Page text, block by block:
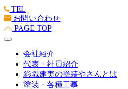
TEL
お問い合わせ
PAGE TOP
会社紹介
代表・社員紹介
彩職建美の塗装やさんとは
塗装・各種工事